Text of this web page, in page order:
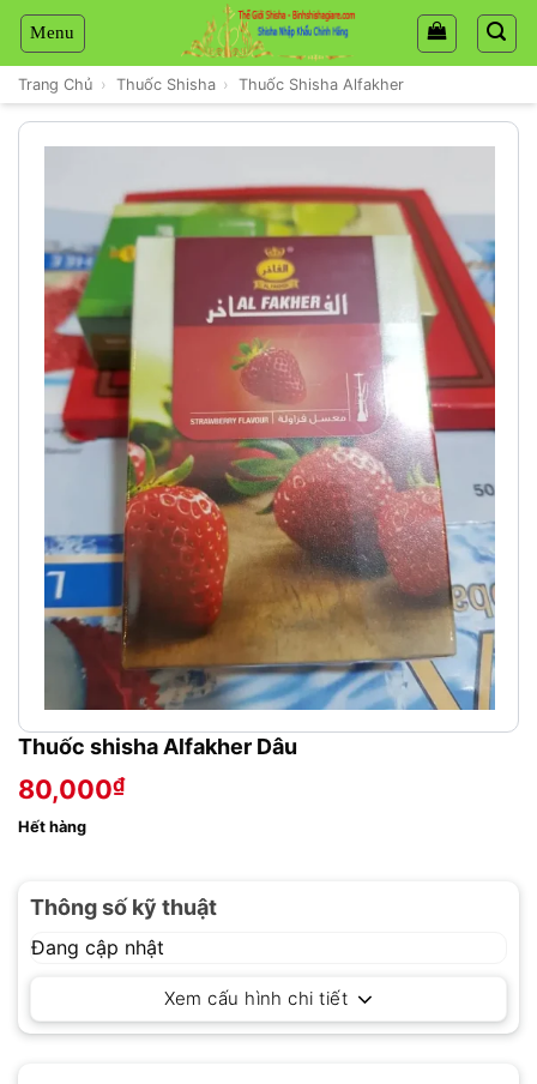
Chuyển
đến
nội
dung
Trang Chủ › Thuốc Shisha › Thuốc Shisha Alfakher
Thuốc shisha Alfakher Dâu
80,000₫
Hết hàng
Thông số kỹ thuật
Đang cập nhật
Xem cấu hình chi tiết